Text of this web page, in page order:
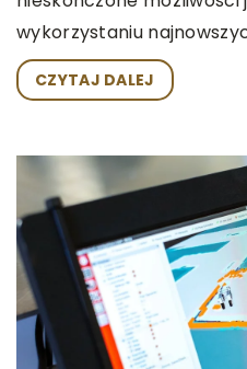
wykorzystaniu
CZYTAJ DALEJ